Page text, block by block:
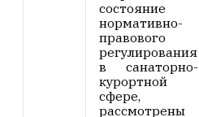
состояние
нормативно-
правового
регулирования
в санаторно-
курортной
сфере,
рассмотрены